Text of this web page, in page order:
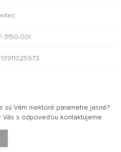
3150-001
sú Vám niektoré parametre jasné?
Vás s odpoveďou kontaktujeme.